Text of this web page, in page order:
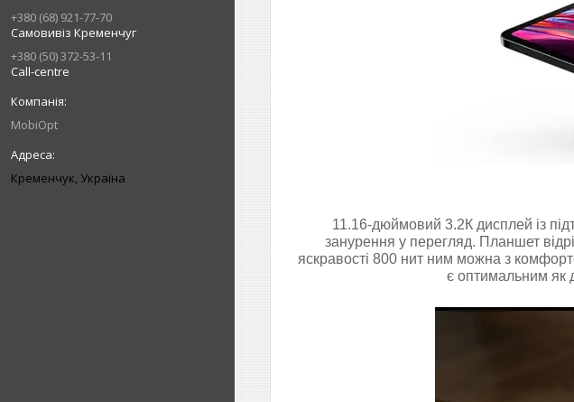
+380 (68) 921-77-70
Самовивіз Кременчуг
+380 (50) 372-53-11
Call-centre
MobiOpt
Кременчук, Україна
11.16-дюймовий 3.2К дисплей із
занурення у перегляд. Планшет
яскравості 800 нит ним можна з
є оптимальним як